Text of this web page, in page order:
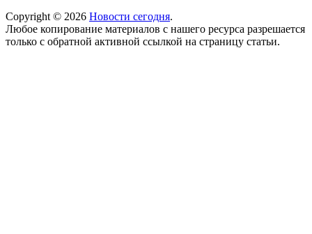
Copyright © 2026 Новости сегодня.
Любое копирование материалов с нашего ресурса разрешается
только с обратной активной ссылкой на страницу статьи.